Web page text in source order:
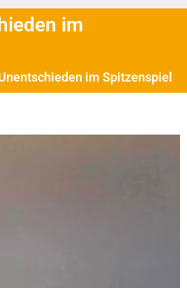
im
im Spitzenspiel